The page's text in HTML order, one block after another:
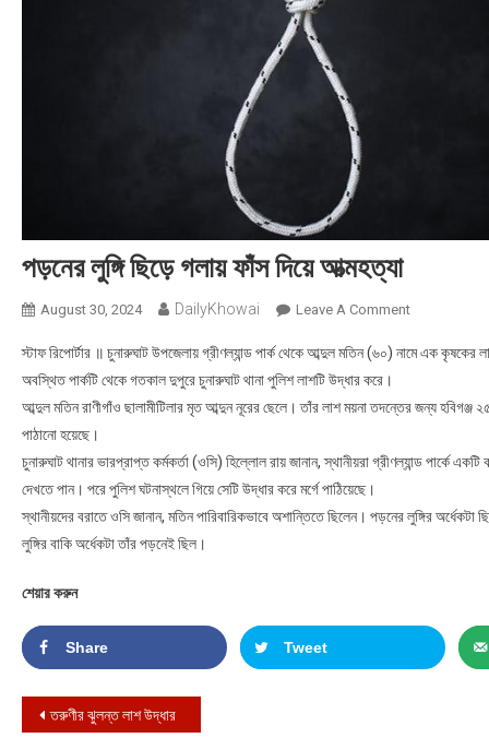
পড়নের লুঙ্গি ছিড়ে গলায় ফাঁস দিয়ে আত্মহত্যা
August 30, 2024 DailyKhowai Leave A CommentOn পড়নের লুঙ্গি
স্টাফ রিপোর্টার ॥ চুনারুঘাট উপজেলায় গ্রীণল্যান্ড পার্ক থেকে আব্দুল মতিন (৬০) নামে এক কৃষকের
অবস্থিত পার্কটি থেকে গতকাল দুপুরে চুনারুঘাট থানা পুলিশ লাশটি উদ্ধার করে।
আব্দুল মতিন রাণীগাঁও ছালামীটিলার মৃত আব্দুন নূরের ছেলে। তাঁর লাশ ময়না তদন্তের জন্য হবিগঞ্জ
পাঠানো হয়েছে।
চুনারুঘাট থানার ভারপ্রাপ্ত কর্মকর্তা (ওসি) হিল্লোল রায় জানান, স্থানীয়রা গ্রীণল্যান্ড পার্কে
দেখতে পান। পরে পুলিশ ঘটনাস্থলে গিয়ে সেটি উদ্ধার করে মর্গে পাঠিয়েছে।
স্থানীয়দের বরাতে ওসি জানান, মতিন পারিবারিকভাবে অশান্তিতে ছিলেন। পড়নের লুঙ্গির অর্ধেকটা
লুঙ্গির বাকি অর্ধেকটা তাঁর পড়নেই ছিল।
শেয়ার করুন
Share Tweet
Post navigation
তরুণীর ঝুলন্ত লাশ উদ্ধার